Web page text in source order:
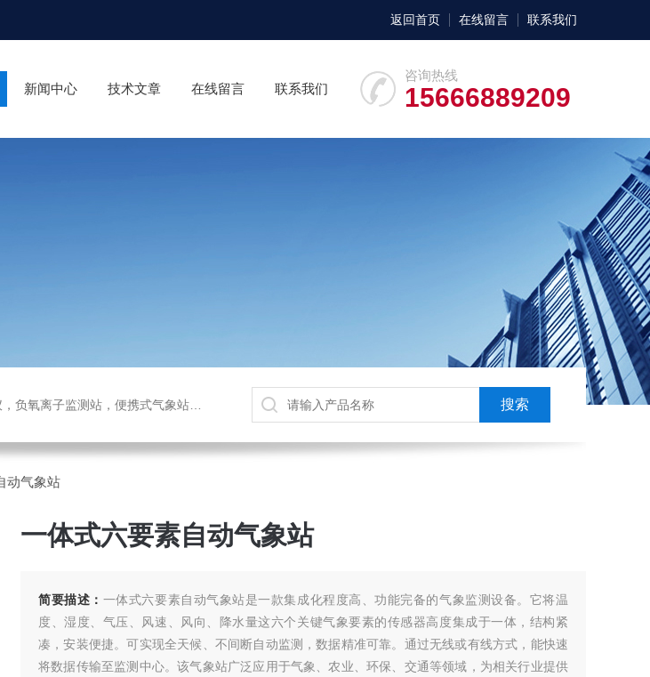
返回首页 在线留言 联系我们
咨询热线
15666889209
新闻中心 技术文章 在线留言 联系我们
监测站，便携式气象站，水位监测站
动气象站
一体式六要素自动气象站
简要描述： 一体式六要素自动气象站是一款集成化程度高、功能完备的气象监测设备。它将温
度、湿度、气压、风速、风向、降水量这六个关键气象要素的传感器高度集成于一体，结构紧
凑，安装便捷。可实现全天候、不间断自动监测，数据精准可靠。通过无线或有线方式，能快速
将数据传输至监测中心。该气象站广泛应用于气象、农业、环保、交通等领域，为相关行业提供